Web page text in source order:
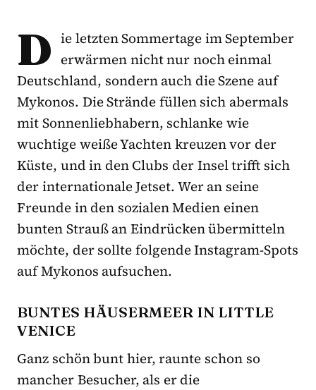
D ie letzten Sommertage im September
erwärmen nicht nur noch einmal
Deutschland, sondern auch die Szene auf
Mykonos. Die Strände füllen sich abermals
mit Sonnenliebhabern, schlanke wie
wuchtige weiße Yachten kreuzen vor der
Küste, und in den Clubs der Insel trifft sich
der internationale Jetset. Wer an seine
Freunde in den sozialen Medien einen
bunten Strauß an Eindrücken übermitteln
möchte, der sollte folgende Instagram-Spots
auf Mykonos aufsuchen.
BUNTES HÄUSERMEER IN LITTLE
VENICE
Ganz schön bunt hier, raunte schon so
mancher Besucher, als er die